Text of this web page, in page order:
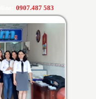
0907.487 583